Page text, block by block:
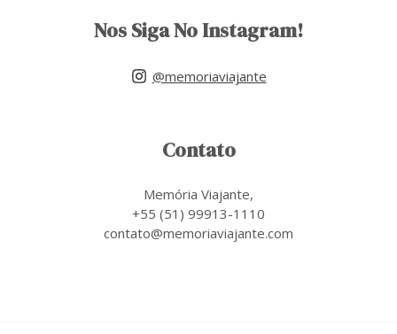
Nos Siga No Instagram!
@memoriaviajante
Contato
Memória Viajante,
+55 (51) 99913-1110
contato@memoriaviajante.com